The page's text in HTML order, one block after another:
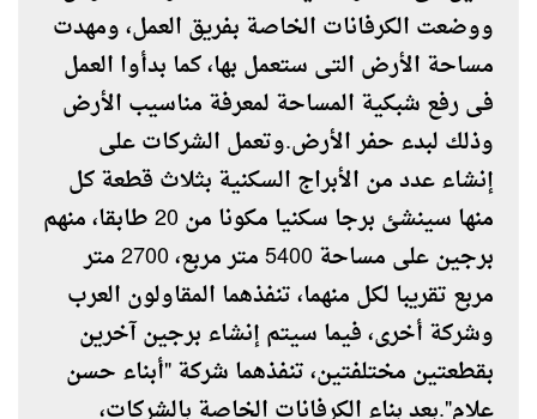
ووضعت الكرفانات الخاصة بفريق العمل، ومهدت
مساحة الأرض التى ستعمل بها، كما بدأوا العمل
فى رفع شبكية المساحة لمعرفة مناسيب الأرض
وذلك لبدء حفر الأرض.وتعمل الشركات على
إنشاء عدد من الأبراج السكنية بثلاث قطعة كل
منها سينشئ برجا سكنيا مكونا من 20 طابقا، منهم
برجين على مساحة 5400 متر مربع، 2700 متر
مربع تقريبا لكل منهما، تنفذهما المقاولون العرب
وشركة أخرى، فيما سيتم إنشاء برجين آخرين
بقطعتين مختلفتين، تنفذهما شركة "أبناء حسن